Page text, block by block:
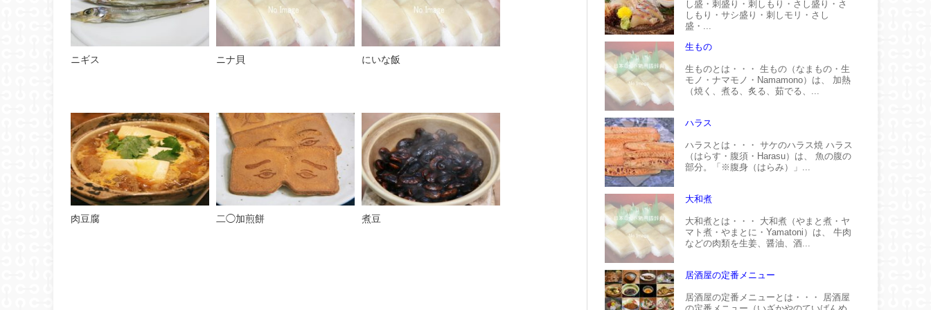
ニギス ニナ貝 にいな飯
肉豆腐 二◯加煎餅 煮豆
し盛・刺盛り・刺しもり・さし盛り・さ
しもり・サシ盛り・刺しモリ・さし
盛・...
生もの
生ものとは・・・ 生もの（なまもの・生
モノ・ナマモノ・Namamono）は、 加熱
（焼く、煮る、炙る、茹でる、...
ハラス
ハラスとは・・・ サケのハラス焼 ハラス
（はらす・腹須・Harasu）は、 魚の腹の
部分。「※腹身（はらみ）」...
大和煮
大和煮とは・・・ 大和煮（やまと煮・ヤ
マト煮・やまとに・Yamatoni）は、 牛肉
などの肉類を生姜、醤油、酒...
居酒屋の定番メニュー
居酒屋の定番メニューとは・・・ 居酒屋
の定番メニュー（いざかやのていばんめ